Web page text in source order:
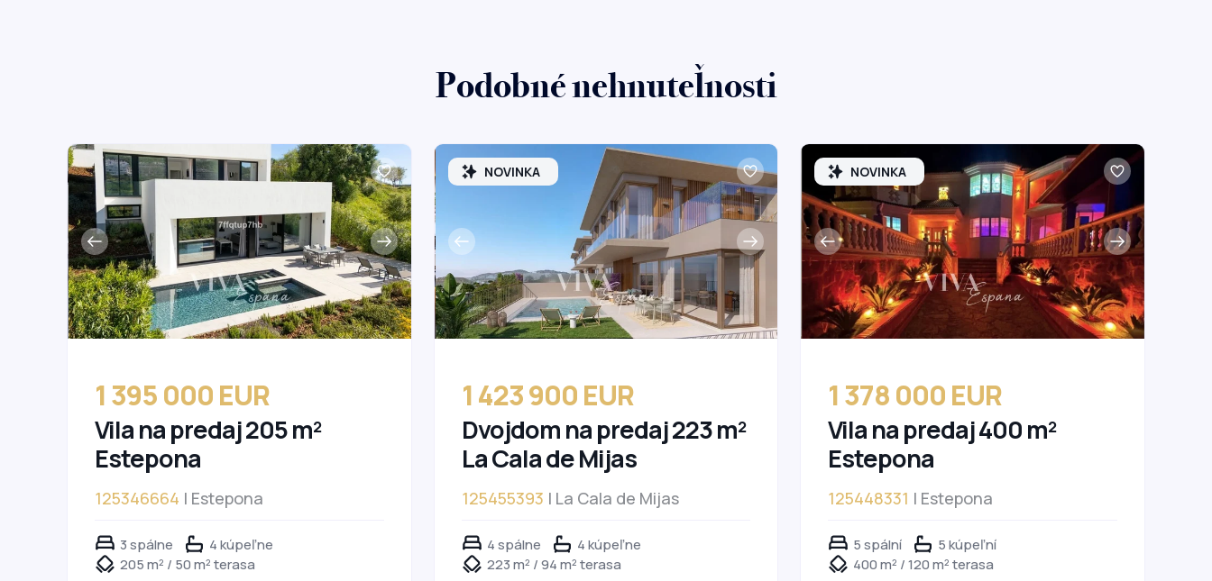
Podobné nehnuteľnosti
1 395 000 EUR
Vila na predaj 205 m²
Estepona
125346664 | Estepona
3 spálne
4 kúpeľne
205 m² / 50 m² terasa
NOVINKA
1 423 900 EUR
Dvojdom na predaj 223 m²
La Cala de Mijas
125455393 | La Cala de Mijas
4 spálne
4 kúpeľne
223 m² / 94 m² terasa
NOVINKA
1 378 000 EUR
Vila na predaj 400 m²
Estepona
125448331 | Estepona
5 spální
5 kúpeľní
400 m² / 120 m² terasa